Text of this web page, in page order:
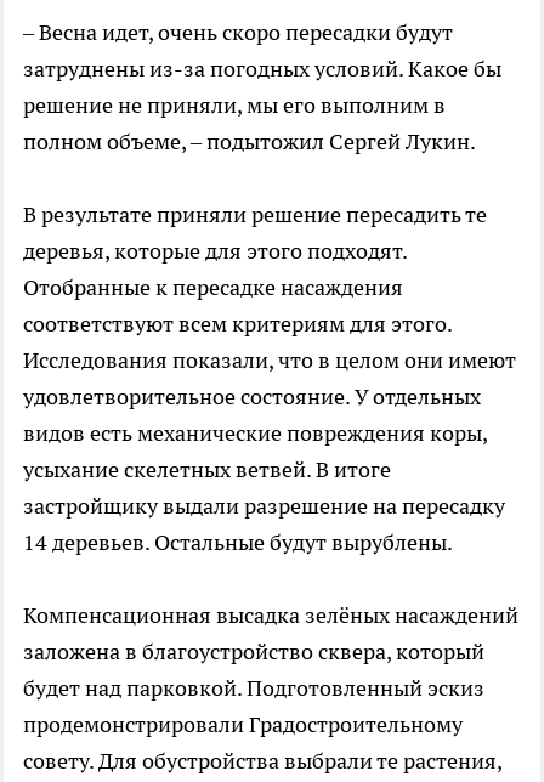
– Весна идет, очень скоро пересадки будут
затруднены из-за погодных условий. Какое бы
решение не приняли, мы его выполним в
полном объеме, – подытожил Сергей Лукин.
В результате приняли решение пересадить те
деревья, которые для этого подходят.
Отобранные к пересадке насаждения
соответствуют всем критериям для этого.
Исследования показали, что в целом они имеют
удовлетворительное состояние. У отдельных
видов есть механические повреждения коры,
усыхание скелетных ветвей. В итоге
застройщику выдали разрешение на пересадку
14 деревьев. Остальные будут вырублены.
Компенсационная высадка зелёных насаждений
заложена в благоустройство сквера, который
будет над парковкой. Подготовленный эскиз
продемонстрировали Градостроительному
совету. Для обустройства выбрали те растения,